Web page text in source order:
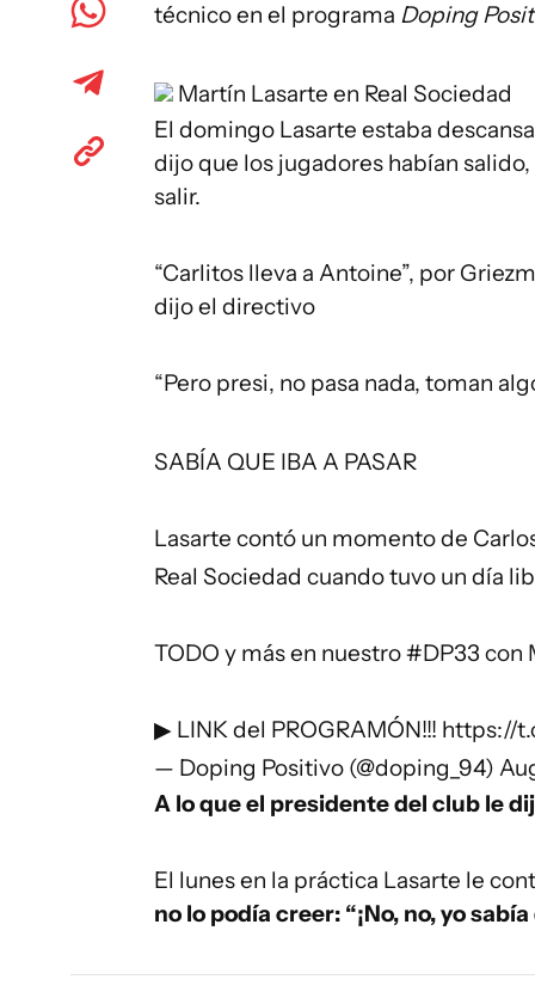
técnico en el programa Doping
Martín Lasarte en Real Sociedad
El domingo Lasarte estaba
dijo que los jugadores habían
salir.
“Carlitos lleva a Antoine”, por
dijo el directivo
“Pero presi, no pasa nada, toman
SABÍA QUE IBA A PASAR
Lasarte contó un momento de
Real Sociedad cuando tuvo un día
TODO y más en nuestro#DP33 con
▶ LINK del PROGRAMÓN!!! https://
— Doping Positivo (@doping_94)
A lo que el presidente del club le
El lunes en la práctica Lasarte le
no lo podía creer: “¡No, no, yo